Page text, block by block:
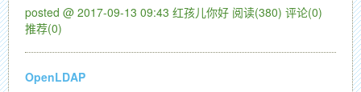
posted @ 2017-09-13 09:43 红孩儿你好 阅读(380) 评论(0)
推荐(0)
OpenLDAP